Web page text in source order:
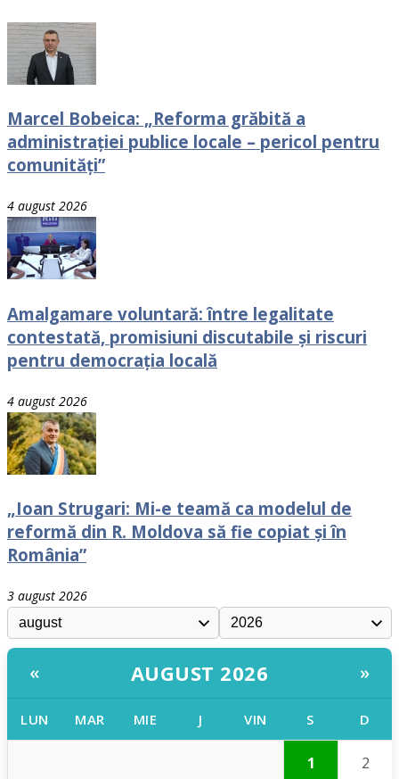
Marcel Bobeica: „Reforma grăbită a
administrației publice locale – pericol pentru
comunități”
4 august 2026
Amalgamare voluntară: între legalitate
contestată, promisiuni discutabile și riscuri
pentru democrația locală
4 august 2026
„Ioan Strugari: Mi-e teamă ca modelul de
reformă din R. Moldova să fie copiat și în
România”
3 august 2026
« AUGUST 2026 »
LUN MAR MIE J VIN S D
1 2